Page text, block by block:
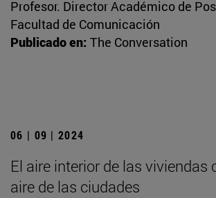
Profesor. Director Académico de
Facultad de Comunicación
Publicado en: The Conversation
06 | 09 | 2024
El aire interior de las viviendas
aire de las ciudades